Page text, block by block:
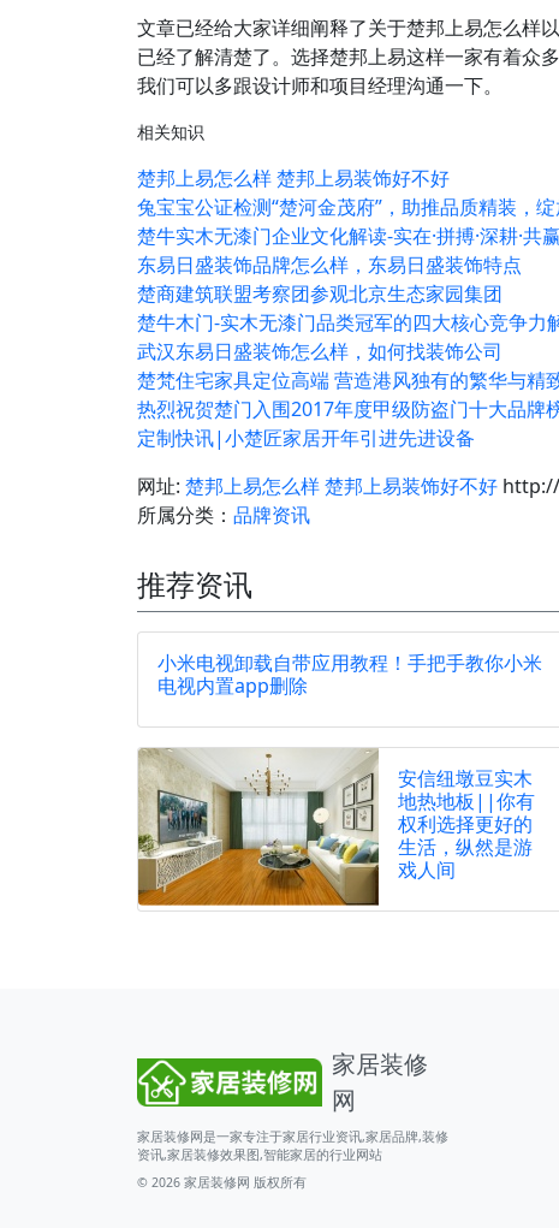
文章已经给大家详细阐释了关于楚邦上易怎么样
已经了解清楚了。选择楚邦上易这样一家有着众
我们可以多跟设计师和项目经理沟通一下。
相关知识
楚邦上易怎么样 楚邦上易装饰好不好
兔宝宝公证检测“楚河金茂府”，助推品质精装，
楚牛实木无漆门企业文化解读-实在·拼搏·深耕·共
东易日盛装饰品牌怎么样，东易日盛装饰特点
楚商建筑联盟考察团参观北京生态家园集团
楚牛木门-实木无漆门品类冠军的四大核心竞争力
武汉东易日盛装饰怎么样，如何找装饰公司
楚梵住宅家具定位高端 营造港风独有的繁华与精
热烈祝贺楚门入围2017年度甲级防盗门十大品牌
定制快讯|小楚匠家居开年引进先进设备
网址: 楚邦上易怎么样 楚邦上易装饰好不好
所属分类： 品牌资讯
推荐资讯
小米电视卸载自带应用教程！手把手教你小米
电视内置app删除
安信纽墩豆实木
地热地板||你有
权利选择更好的
生活，纵然是游
戏人间
家居装修
网
家居装修网是一家专注于家居行业资讯,家居品牌,装修
资讯,家居装修效果图,智能家居的行业网站
© 2026 家居装修网 版权所有